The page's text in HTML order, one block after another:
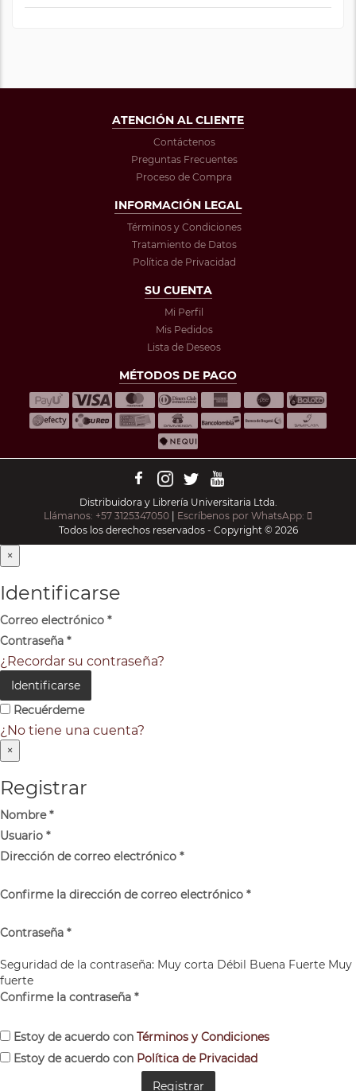
ATENCIÓN AL CLIENTE
Contáctenos
Preguntas Frecuentes
Proceso de Compra
INFORMACIÓN LEGAL
Términos y Condiciones
Tratamiento de Datos
Política de Privacidad
SU CUENTA
Mi Perfil
Mis Pedidos
Lista de Deseos
MÉTODOS DE PAGO
Distribuidora y Librería Universitaria Ltda.
Llámanos: +57 3125347050
Escríbenos por WhatsApp:
Todos los derechos reservados - Copyright © 2026
×
Identificarse
Correo electrónico *
Contraseña *
¿Recordar su contraseña?
Identificarse
Recuérdeme
¿No tiene una cuenta?
×
Registrar
Nombre*
Usuario *
Dirección de correo electrónico *
Confirme la dirección de correo electrónico *
Contraseña *
Seguridad de la contraseña: Muy corta Débil Buena Fuerte Muy
fuerte
Confirme la contraseña *
Estoy de acuerdo con Términos y Condiciones
Estoy de acuerdo con Política de Privacidad
Registrar